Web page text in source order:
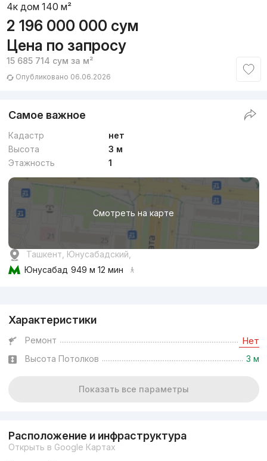
4к дом 140 м²
2 196 000 000 сум
Цена по запросу
15 685 714 сум за м²
Опубликовано 06.06.2026
Самое важное
Кадастр
нет
Высота
3 м
Этажность
1
Смотреть на карте
Ташкент, Юнусабадский,
Юнусабад 949 м 12 мин
Характеристики
Ремонт Нет
Высота Потолков 3 м
Показать все параметры
Расположение и инфраструктура
Открыть в Google Картах